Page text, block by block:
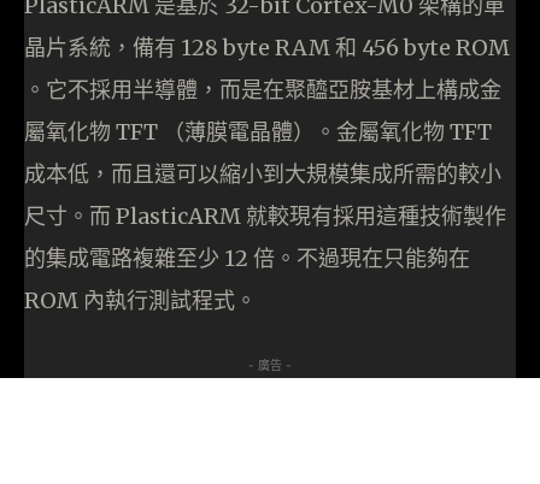
晶片系統，備有 128 byte RAM 和 456 byte ROM
。它不採用半導體，而是在聚醯亞胺基材上構成金
屬氧化物 TFT （薄膜電晶體）。金屬氧化物 TFT
成本低，而且還可以縮小到大規模集成所需的較小
尺寸。而 PlasticARM 就較現有採用這種技術製作
的集成電路複雜至少 12 倍。不過現在只能夠在
ROM 內執行測試程式。
- 廣告 -